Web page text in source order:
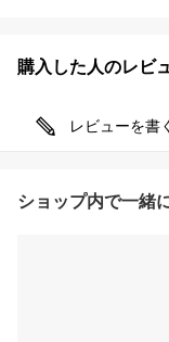
購入した人のレビ
レビューを書く
ショップ内で一緒